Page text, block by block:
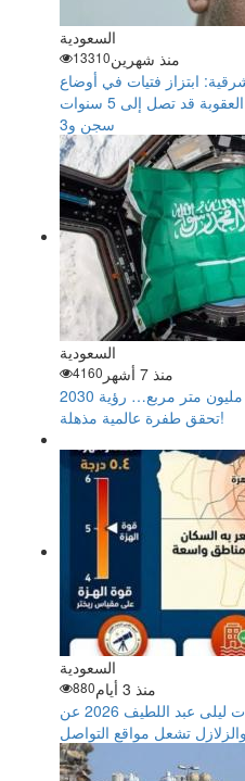
السعودية
منذ شهرين13310
ابتزاز فتيات في أوضاع
مخلة وغضب واسع على فيسبوك.. العقوبة قد تصل إلى 5 سنوات
سجن و3
السعودية
منذ 7 أشهر
4160
ترامب يغزو السعودية بمشروع 2.6 مليون متر مربع… رؤية 2030
تحقق طفرة عالمية مذهلة!
السعودية
منذ 3 أيام
880
بعد زلزال مصر اليوم.. توقعات ليلى عبد اللطيف 2026 عن
تشعل مواقع التواصل